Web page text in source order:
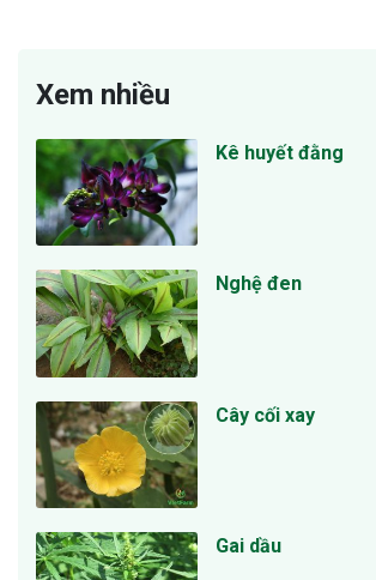
Xem nhiều
Kê huyết đằng
Nghệ đen
Cây cối xay
Gai dầu